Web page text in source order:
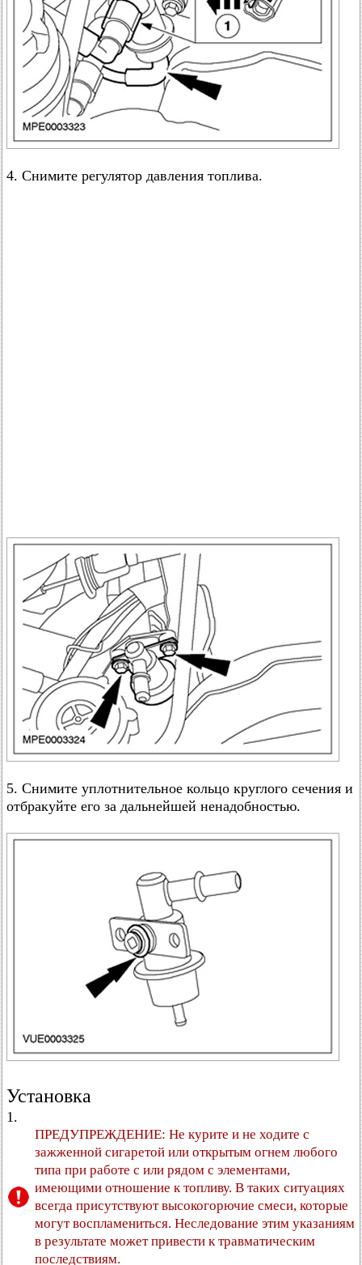
4. Снимите регулятор давления топлива.
5. Снимите уплотнительное кольцо круглого сечения и
отбракуйте его за дальнейшей ненадобностью.
Установка
1.
ПРЕДУПРЕЖДЕНИЕ: Не курите и не ходите с
зажженной сигаретой или открытым огнем любого
типа при работе с или рядом с элементами,
имеющими отношение к топливу. В таких ситуациях
всегда присутствуют высокогорючие смеси, которые
могут воспламениться. Неследование этим указаниям
в результате может привести к травматическим
последствиям.